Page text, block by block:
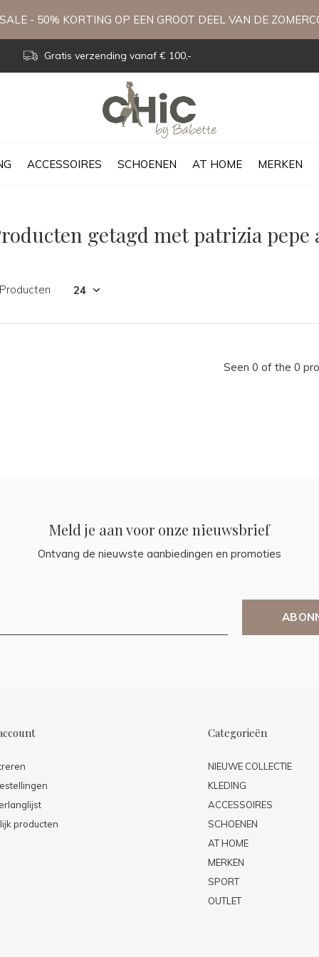
ACCESSOIRES SCHOENEN AT HOME MERKEN
Gratis verzending vanaf € 100,-
- 50% KORTING OP EEN GROOT DEEL VAN DE
getagd met patrizia pepe
Seen 0 of the 0
Meld je aan voor onze nieuwsbrief
Ontvang de nieuwste aanbiedingen en promoties
producten
Categorieën
NIEUWE COLLECTIE
KLEDING
ACCESSOIRES
SCHOENEN
AT HOME
MERKEN
SPORT
OUTLET